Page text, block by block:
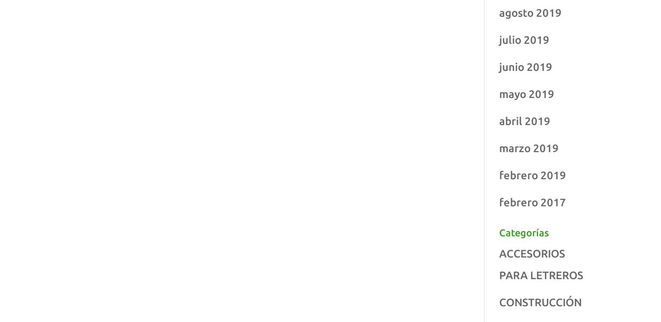
agosto 2019
julio 2019
junio 2019
mayo 2019
abril 2019
marzo 2019
febrero 2019
febrero 2017
Categorías
ACCESORIOS
PARA LETREROS
CONSTRUCCIÓN